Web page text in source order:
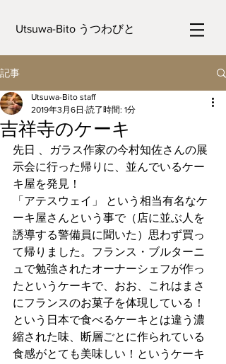
Utsuwa-Bito うつわびと
記事
吉祥寺のケーキ
Utsuwa-Bito staff
2019年3月6日 読了時間: 1分
先日 、ガラス作家の今村知佐さんの展
示会に行った帰りに、並んでいるケー
キ屋を発見！
「アテスウェイ」 という相当有名なケ
ーキ屋さんという事で（店に並ぶ人を
誘導する警備員に聞いた）思わず買っ
て帰りました。フランス・ブルターニ
ュで勉強されたオーナーシェフが作っ
たというケーキで、おお、これはまさ
にフランスのお菓子を体現している！
という日本で食べるケーキとは違う濃
縮された味、断層ごとに作られている
食感がとても美味しい！というケーキ